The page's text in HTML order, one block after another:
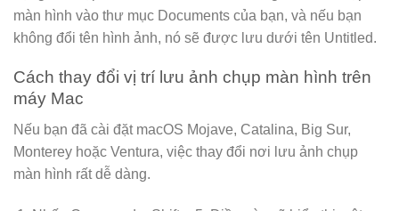
màn hình vào thư mục Documents của bạn, và nếu bạn
không đổi tên hình ảnh, nó sẽ được lưu dưới tên Untitled.
Cách thay đổi vị trí lưu ảnh chụp màn hình trên
máy Mac
Nếu bạn đã cài đặt macOS Mojave, Catalina, Big Sur,
Monterey hoặc Ventura, việc thay đổi nơi lưu ảnh chụp
màn hình rất dễ dàng.